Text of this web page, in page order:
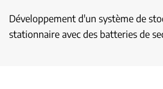
Développement d'un système de
stationnaire avec des batteries de